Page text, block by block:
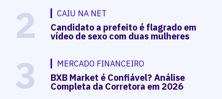
2 CAIU NA NET
Candidato a prefeito é flagrado em
vídeo de sexo com duas mulheres
3 MERCADO FINANCEIRO
BXB Market é Confiável? Análise
Completa da Corretora em 2026